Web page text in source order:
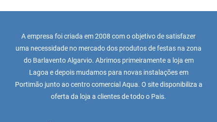
A empresa foi criada em 2008 com o objetivo de satisfazer
uma necessidade no mercado dos produtos de festas na zona
do Barlavento Algarvio. Abrimos primeiramente a loja em
Lagoa e depois mudamos para novas instalações em
Portimão junto ao centro comercial Aqua. O site disponibiliza a
oferta da loja a clientes de todo o Pais.